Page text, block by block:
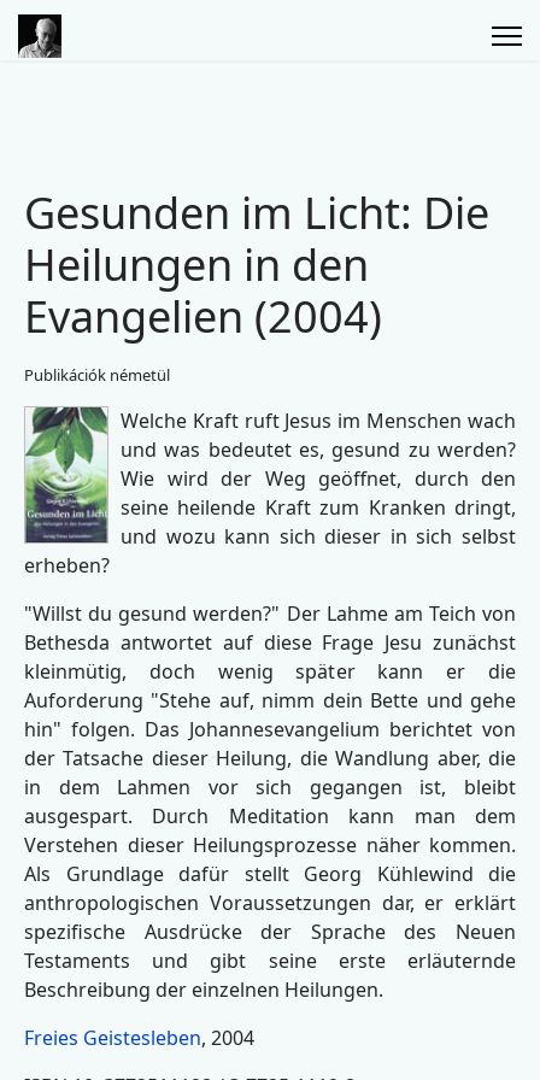
Gesunden im Licht: Die
Heilungen in den
Evangelien (2004)
Publikációk németül
Welche Kraft ruft Jesus im Menschen wach
und was bedeutet es, gesund zu werden?
Wie wird der Weg geöffnet, durch den
seine heilende Kraft zum Kranken dringt,
und wozu kann sich dieser in sich selbst
erheben?
"Willst du gesund werden?" Der Lahme am Teich von
Bethesda antwortet auf diese Frage Jesu zunächst
kleinmütig, doch wenig später kann er die
Auforderung "Stehe auf, nimm dein Bette und gehe
hin" folgen. Das Johannesevangelium berichtet von
der Tatsache dieser Heilung, die Wandlung aber, die
in dem Lahmen vor sich gegangen ist, bleibt
ausgespart. Durch Meditation kann man dem
Verstehen dieser Heilungsprozesse näher kommen.
Als Grundlage dafür stellt Georg Kühlewind die
anthropologischen Voraussetzungen dar, er erklärt
spezifische Ausdrücke der Sprache des Neuen
Testaments und gibt seine erste erläuternde
Beschreibung der einzelnen Heilungen.
Freies Geistesleben, 2004